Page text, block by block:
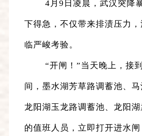
4月9日凌晨，武汉突降
下得急，不仅带来排渍压力
临严峻考验。
“开闸！”当天晚上，接
间，墨水湖芳草路调蓄池、马
龙阳湖玉龙路调蓄池、龙阳
的值班人员，立即打开进水